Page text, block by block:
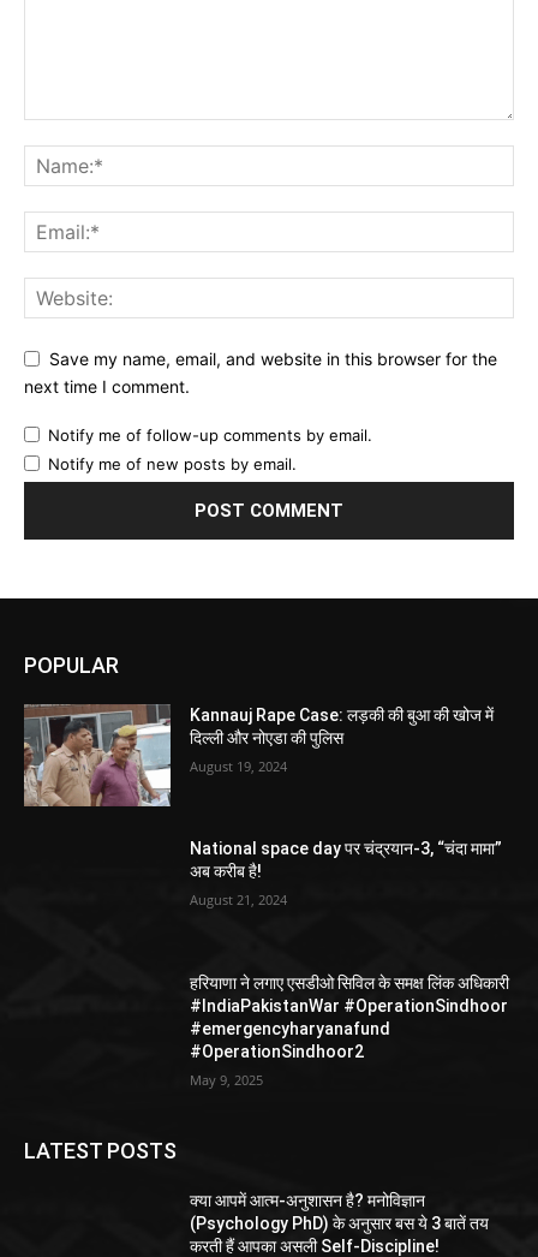
Save my name, email, and website in this browser for the
next time I comment.
Notify me of follow-up comments by email.
Notify me of new posts by email.
POPULAR
Kannauj Rape Case: लड़की की बुआ की खोज में
दिल्ली और नोएडा की पुलिस
August 19, 2024
National space day पर चंद्रयान-3, “चंदा मामा”
अब करीब है!
August 21, 2024
हरियाणा ने लगाए एसडीओ सिविल के समक्ष लिंक अधिकारी
#IndiaPakistanWar #OperationSindhoor
#emergencyharyanafund
#OperationSindhoor2
May 9, 2025
LATEST POSTS
क्या आपमें आत्म-अनुशासन है? मनोविज्ञान
(Psychology PhD) के अनुसार बस ये 3 बातें तय
करती हैं आपका असली Self-Discipline!